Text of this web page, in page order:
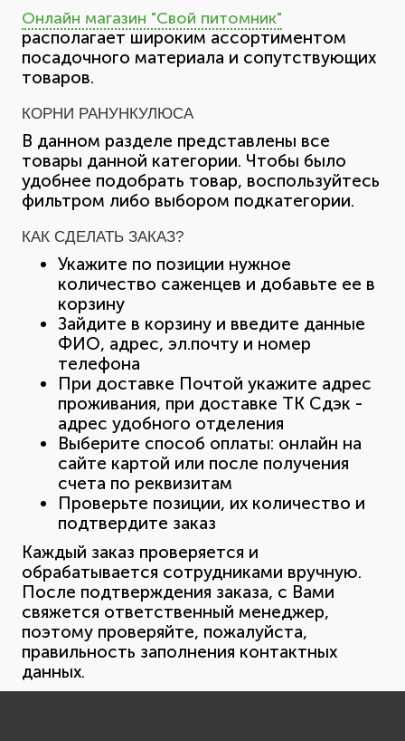
Онлайн магазин "Свой питомник"
располагает широким ассортиментом
посадочного материала и сопутствующих
товаров.
КОРНИ РАНУНКУЛЮСА
В данном разделе представлены все
товары данной категории. Чтобы было
удобнее подобрать товар, воспользуйтесь
фильтром либо выбором подкатегории.
КАК СДЕЛАТЬ ЗАКАЗ?
Укажите по позиции нужное
количество саженцев и добавьте ее в
корзину
Зайдите в корзину и введите данные
ФИО, адрес, эл.почту и номер
телефона
При доставке Почтой укажите адрес
проживания, при доставке ТК Сдэк -
адрес удобного отделения
Выберите способ оплаты: онлайн на
сайте картой или после получения
счета по реквизитам
Проверьте позиции, их количество и
подтвердите заказ
Каждый заказ проверяется и
обрабатывается сотрудниками вручную.
После подтверждения заказа, с Вами
свяжется ответственный менеджер,
поэтому проверяйте, пожалуйста,
правильность заполнения контактных
данных.